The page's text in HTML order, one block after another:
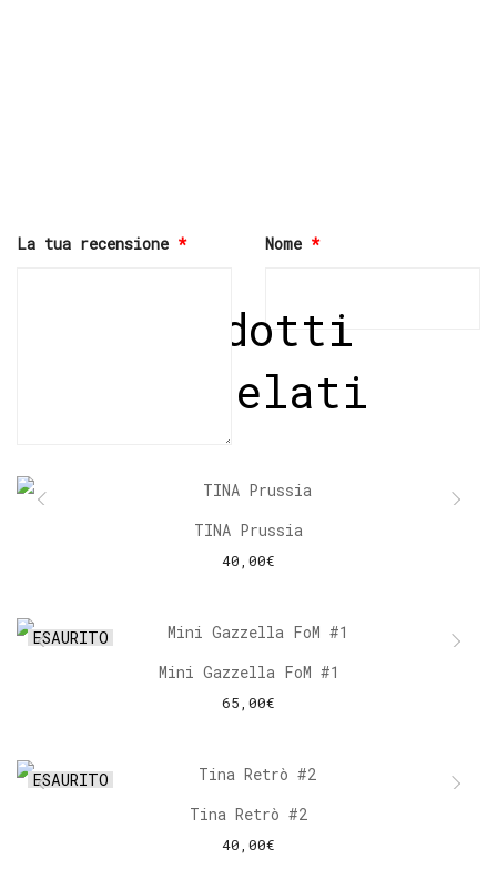
La tua recensione * Nome *
Prodotti
correlati
TINA Prussia
40,00€
ESAURITO
Mini Gazzella FoM #1
65,00€
ESAURITO
Tina Retrò #2
40,00€